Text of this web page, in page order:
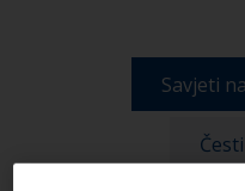
Savjeti